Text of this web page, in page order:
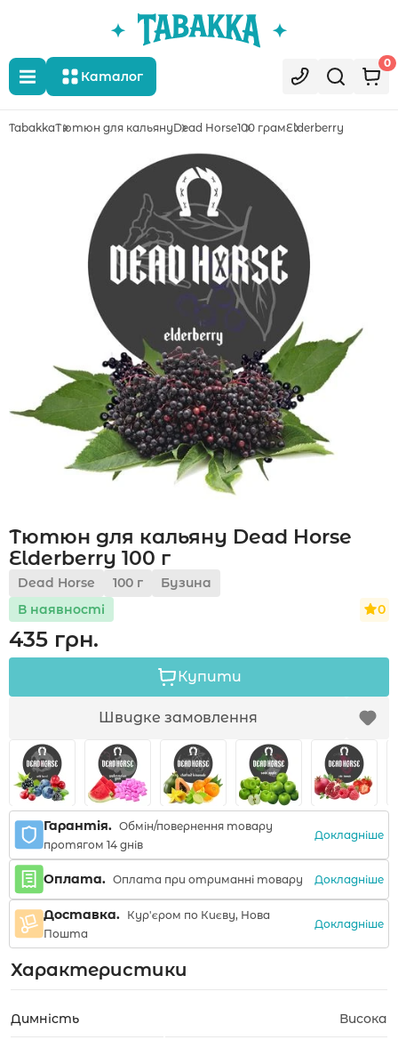
Каталог
0
Укр
TabakkaТютюн для кальянуDead Horse100 грамElderberry
Тютюн для кальяну Dead Horse
Elderberry 100 г
Dead Horse 100 г
Бузина
В наявності
0
435 грн.
Купити
Швидке замовлення
Гарантія. Обмін/повернення товару
протягом 14 днів
Докладніше
Оплата. Оплата при отриманні товару Докладніше
Доставка. Кур'єром по Києву, Нова
Пошта
Докладніше
Характеристики
Димність Висока